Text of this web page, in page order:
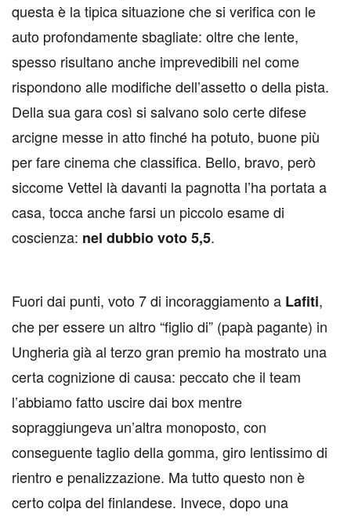
questa è la tipica situazione che si verifica con le
auto profondamente sbagliate: oltre che lente,
spesso risultano anche imprevedibili nel come
rispondono alle modifiche dell’assetto o della pista.
Della sua gara così si salvano solo certe difese
arcigne messe in atto finché ha potuto, buone più
per fare cinema che classifica. Bello, bravo, però
siccome Vettel là davanti la pagnotta l’ha portata a
casa, tocca anche farsi un piccolo esame di
coscienza: nel dubbio voto 5,5.
Fuori dai punti, voto 7 di incoraggiamento a Lafiti,
che per essere un altro “figlio di” (papà pagante) in
Ungheria già al terzo gran premio ha mostrato una
certa cognizione di causa: peccato che il team
l’abbiamo fatto uscire dai box mentre
sopraggiungeva un’altra monoposto, con
conseguente taglio della gomma, giro lentissimo di
rientro e penalizzazione. Ma tutto questo non è
certo colpa del finlandese. Invece, dopo una